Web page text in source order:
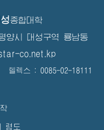
종합대학
양시 대성구역 룡남동
co.net.kp
렉스 : 0085-02-18111
령도